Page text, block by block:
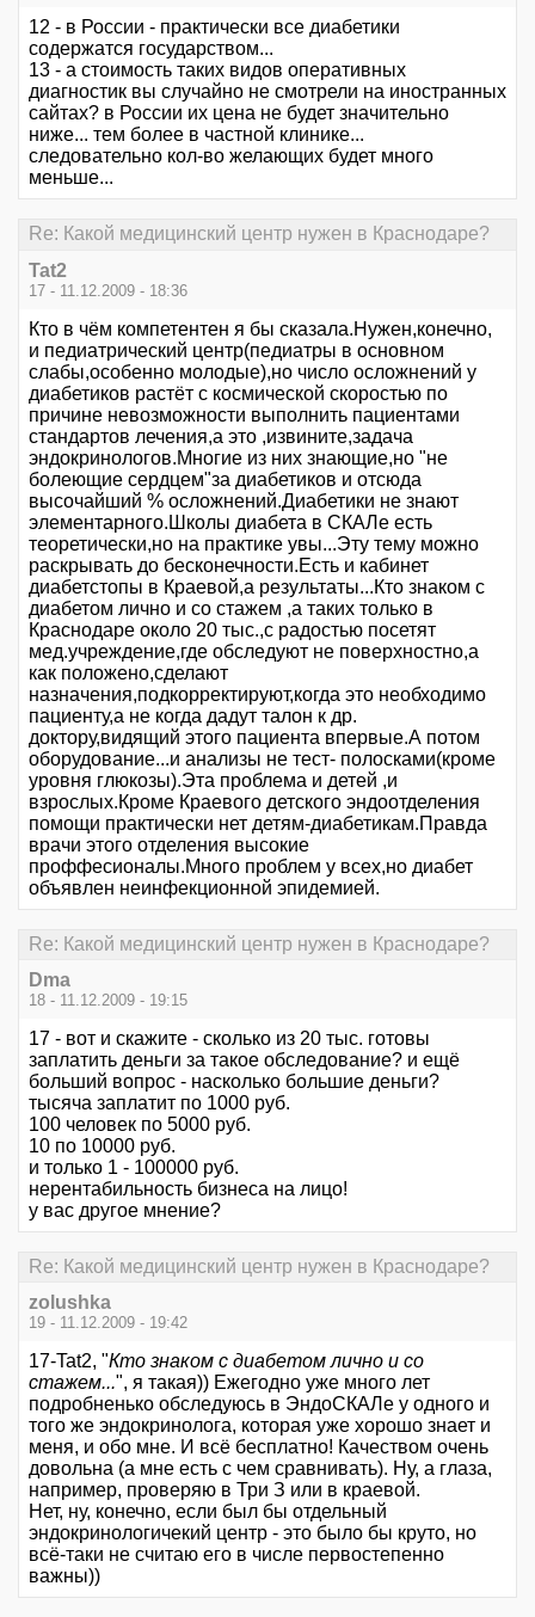
12 - в России - практически все диабетики
содержатся государством...
13 - а стоимость таких видов оперативных
диагностик вы случайно не смотрели на иностранных
сайтах? в России их цена не будет значительно
ниже... тем более в частной клинике...
следовательно кол-во желающих будет много
меньше...
Re: Какой медицинский центр нужен в Краснодаре?
Tat2
17 - 11.12.2009 - 18:36
Кто в чём компетентен я бы сказала.Нужен,конечно,
и педиатрический центр(педиатры в основном
слабы,особенно молодые),но число осложнений у
диабетиков растёт с космической скоростью по
причине невозможности выполнить пациентами
стандартов лечения,а это ,извините,задача
эндокринологов.Многие из них знающие,но "не
болеющие сердцем"за диабетиков и отсюда
высочайший % осложнений.Диабетики не знают
элементарного.Школы диабета в СКАЛе есть
теоретически,но на практике увы...Эту тему можно
раскрывать до бесконечности.Есть и кабинет
диабетстопы в Краевой,а результаты...Кто знаком с
диабетом лично и со стажем ,а таких только в
Краснодаре около 20 тыс.,с радостью посетят
мед.учреждение,где обследуют не поверхностно,а
как положено,сделают
назначения,подкорректируют,когда это необходимо
пациенту,а не когда дадут талон к др.
доктору,видящий этого пациента впервые.А потом
оборудование...и анализы не тест- полосками(кроме
уровня глюкозы).Эта проблема и детей ,и
взрослых.Кроме Краевого детского эндоотделения
помощи практически нет детям-диабетикам.Правда
врачи этого отделения высокие
проффесионалы.Много проблем у всех,но диабет
объявлен неинфекционной эпидемией.
Re: Какой медицинский центр нужен в Краснодаре?
Dma
18 - 11.12.2009 - 19:15
17 - вот и скажите - сколько из 20 тыс. готовы
заплатить деньги за такое обследование? и ещё
больший вопрос - насколько большие деньги?
тысяча заплатит по 1000 руб.
100 человек по 5000 руб.
10 по 10000 руб.
и только 1 - 100000 руб.
нерентабильность бизнеса на лицо!
у вас другое мнение?
Re: Какой медицинский центр нужен в Краснодаре?
zolushka
19 - 11.12.2009 - 19:42
17-Tat2, "Кто знаком с диабетом лично и со
стажем...", я такая)) Ежегодно уже много лет
подробненько обследуюсь в ЭндоСКАЛе у одного и
того же эндокринолога, которая уже хорошо знает и
меня, и обо мне. И всё бесплатно! Качеством очень
довольна (а мне есть с чем сравнивать). Ну, а глаза,
например, проверяю в Три З или в краевой.
Нет, ну, конечно, если был бы отдельный
эндокринологичекий центр - это было бы круто, но
всё-таки не считаю его в числе первостепенно
важны))